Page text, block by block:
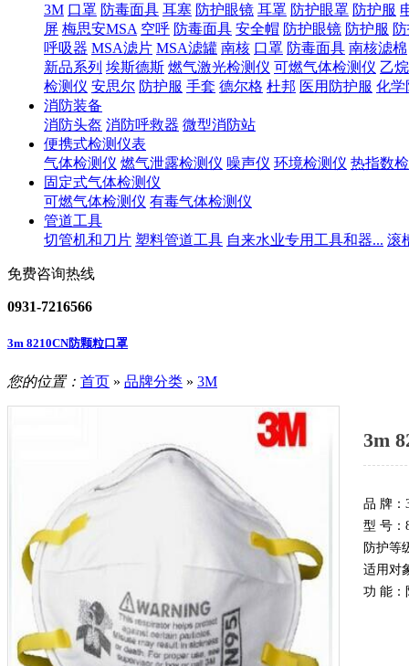
3M 口罩 防毒面具 耳塞 防护眼镜 耳罩 防护眼罩 防护服
屏 梅思安MSA 空呼 防毒面具 安全帽 防护眼镜 防护服
呼吸器 MSA滤片 MSA滤罐 南核 口罩 防毒面具 南核滤棉
新品系列 埃斯德斯 燃气激光检测仪 可燃气体检测仪 乙
检测仪 安思尔 防护服 手套 德尔格 杜邦 医用防护服 化学
消防装备
消防头盔 消防呼救器 微型消防站
便携式检测仪表
气体检测仪 燃气泄露检测仪 噪声仪 环境检测仪 热指数
固定式气体检测仪
可燃气体检测仪 有毒气体检测仪
管道工具
切管机和刀片 塑料管道工具 自来水业专用工具和器... 滚
免费咨询热线
0931-7216566
3m 8210CN防颗粒口罩
您的位置： 首页 » 品牌分类 » 3M
3m
品 牌：
型 号：
防护等
适用对
功 能：